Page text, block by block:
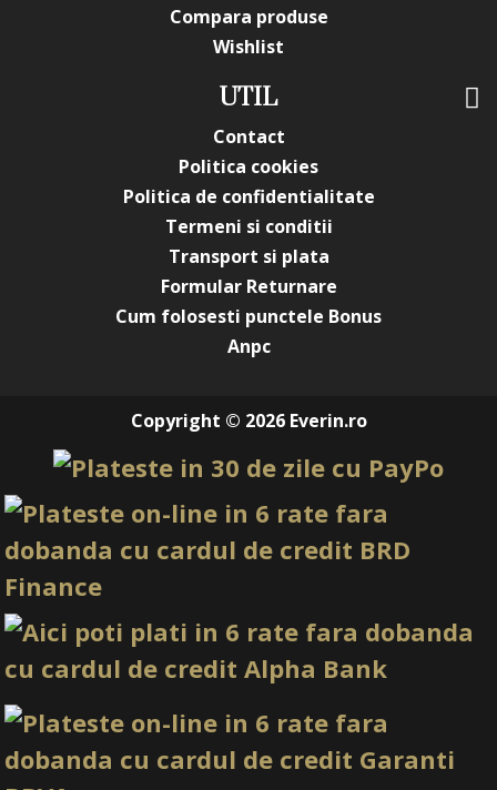
Compara produse
Wishlist
UTIL
Contact
Politica cookies
Politica de confidentialitate
Termeni si conditii
Transport si plata
Formular Returnare
Cum folosesti punctele Bonus
Anpc
Copyright © 2026 Everin.ro